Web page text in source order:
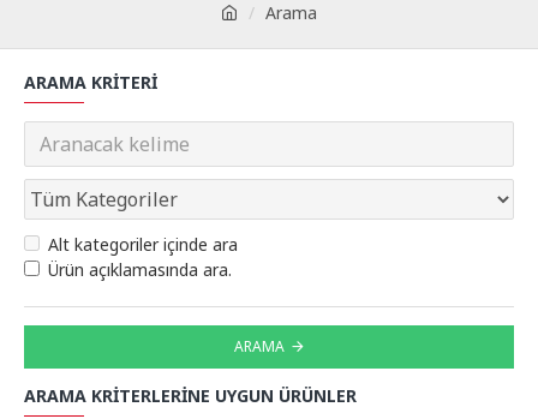
Arama
ARAMA KRITERI
Alt kategoriler içinde ara
Ürün açıklamasında ara.
ARAMA
ARAMA KRITERLERINE UYGUN ÜRÜNLER